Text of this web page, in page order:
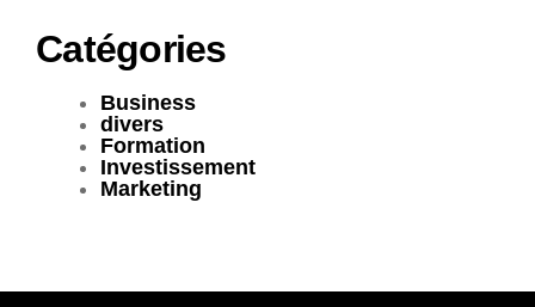
Catégories
Business
divers
Formation
Investissement
Marketing